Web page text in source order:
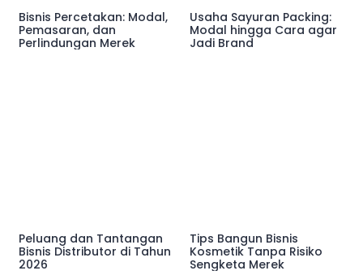
Bisnis Percetakan: Modal,
Pemasaran, dan
Perlindungan Merek
Usaha Sayuran Packing:
Modal hingga Cara agar
Jadi Brand
Peluang dan Tantangan
Bisnis Distributor di Tahun
2026
Tips Bangun Bisnis
Kosmetik Tanpa Risiko
Sengketa Merek